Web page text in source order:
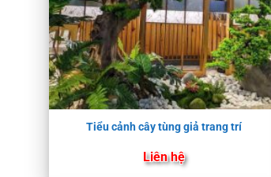
Tiểu cảnh cây tùng giả trang trí
Liên hệ